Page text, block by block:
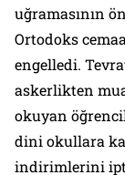
uğramasının
Ortodoks
engelledi.
askerlikten
okuyan
dini okullara
indirimlerini